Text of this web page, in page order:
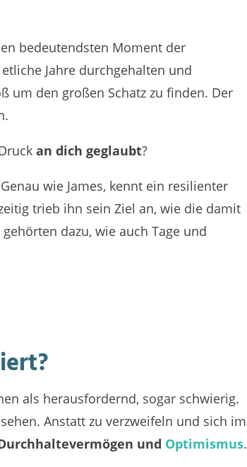
bedeutendsten Moment der
Jahre durchgehalten und
um den großen Schatz zu finden. Der
an dich geglaubt?
wie James, kennt ein resilienter
trieb ihn sein Ziel an, wie die damit
dazu, wie auch Tage und
als herausfordernd, sogar schwierig.
Anstatt zu verzweifeln und sich im
und Optimismus.